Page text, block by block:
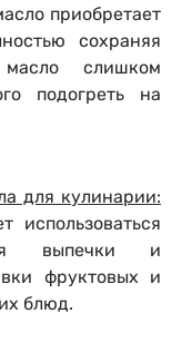
приобретает
сохраняя
слишком
подогреть на
для кулинарии:
использоваться
выпечки и
фруктовых и
блюд.